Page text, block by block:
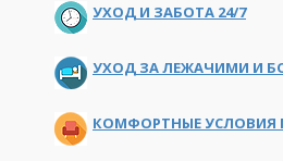
УХОД И ЗАБОТА 24/7
УХОД ЗА ЛЕЖАЧИМИ И
КОМФОРТНЫЕ УСЛОВИЯ